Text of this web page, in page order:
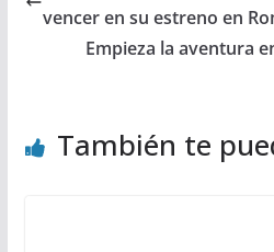
vencer en su estreno en
Empieza la aventura
También te